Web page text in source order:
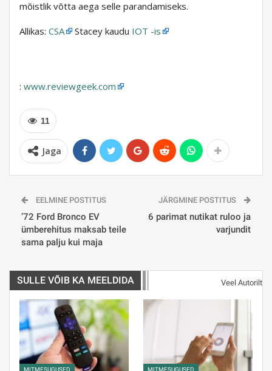
mõistlik võtta aega selle parandamiseks.
Allikas: CSA Stacey kaudu IOT -is
: www.reviewgeek.com
11
Jaga
EELMINE POSTITUS
’72 Ford Bronco EV
ümberehitus maksab teile
sama palju kui maja
JÄRGMINE POSTITUS
6 parimat nutikat ruloo ja
varjundit
SULLE VÕIB KA MEELDIDA Veel Autorilt
MITMESUGUSED MITMESUGUSED